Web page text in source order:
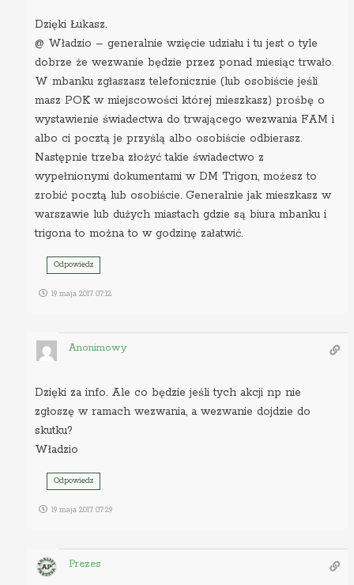
Dzięki Łukasz.
@ Władzio – generalnie wzięcie udziału i tu jest o tyle
dobrze że wezwanie będzie przez ponad miesiąc trwało.
W mbanku zgłaszasz telefonicznie (lub osobiście jeśli
masz POK w miejscowości której mieszkasz) prośbę o
wystawienie świadectwa do trwającego wezwania FAM i
albo ci pocztą je przyślą albo osobiście odbierasz.
Następnie trzeba złożyć takie świadectwo z
wypełnionymi dokumentami w DM Trigon, możesz to
zrobić pocztą lub osobiście. Generalnie jak mieszkasz w
warszawie lub dużych miastach gdzie są biura mbanku i
trigona to można to w godzinę załatwić.
Odpowiedz
19 maja 2017 07:12
Anonimowy
Dzięki za info. Ale co będzie jeśli tych akcji np nie
zgłoszę w ramach wezwania, a wezwanie dojdzie do
skutku?
Władzio
Odpowiedz
19 maja 2017 07:29
Prezes